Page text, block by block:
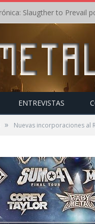
ENTREVISTAS
» Nuevas incorporaciones al